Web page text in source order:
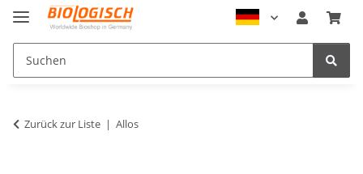
Zurück zur Liste Allos